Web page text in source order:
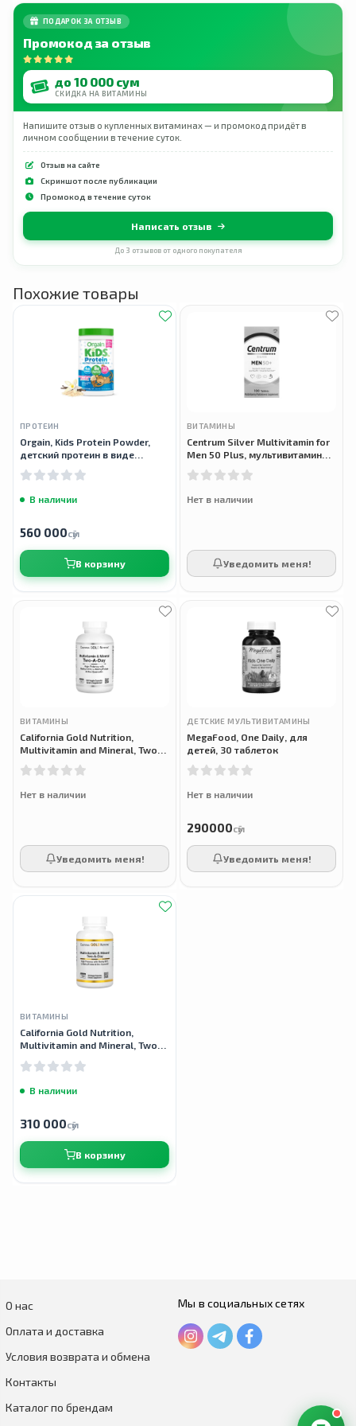
ПОДАРОК ЗА ОТЗЫВ
Промокод за отзыв
до 10 000 сум
СКИДКА НА ВИТАМИНЫ
Напишите отзыв о купленных витаминах — и промокод придёт в
личном сообщении в течение суток.
Отзыв на сайте
Скриншот после публикации
Промокод в течение суток
Написать отзыв
До 3 отзывов от одного покупателя
Похожие товары
ПРОТЕИН
Orgain, Kids Protein Powder,
детский протеин в виде
В наличии
560 000сӯм
В корзину
ВИТАМИНЫ
Centrum Silver Multivitamin for
Men 50 Plus, мультивитамины
Нет в наличии
Уведомить меня!
ВИТАМИНЫ
California Gold Nutrition,
Multivitamin and Mineral, Two-
A-Day, 180 растительных
капсул
Нет в наличии
Уведомить меня!
ДЕТСКИЕ МУЛЬТИВИТАМИНЫ
MegaFood, One Daily, для
детей, 30 таблеток
Нет в наличии
290000сӯм
Уведомить меня!
ВИТАМИНЫ
California Gold Nutrition,
Multivitamin and Mineral, Two-
В наличии
310 000сӯм
В корзину
О нас
Оплата и доставка
Условия возврата и обмена
Контакты
Каталог по брендам
Мы в социальных сетях